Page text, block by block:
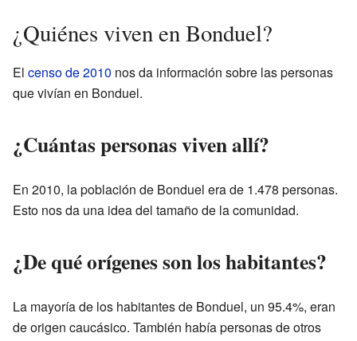
¿Quiénes viven en Bonduel?
El censo de 2010 nos da información sobre las personas
que vivían en Bonduel.
¿Cuántas personas viven allí?
En 2010, la población de Bonduel era de 1.478 personas.
Esto nos da una idea del tamaño de la comunidad.
¿De qué orígenes son los habitantes?
La mayoría de los habitantes de Bonduel, un 95.4%, eran
de origen caucásico. También había personas de otros